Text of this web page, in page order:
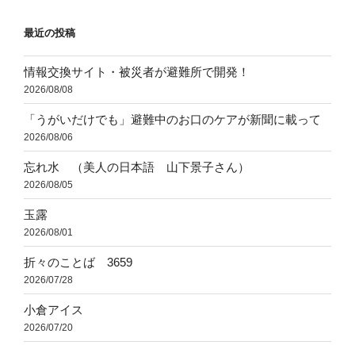
ン
最近の投稿
情報交換サイト・被災者が避難所で開発！
2026/08/08
「うがいだけでも」避難中のお口のケアが新聞に載って
2026/08/06
忘れ水 （美人の日本語 山下景子さん）
2026/08/05
玉露
2026/08/01
折々のことば 3659
2026/07/28
小倉アイス
2026/07/20